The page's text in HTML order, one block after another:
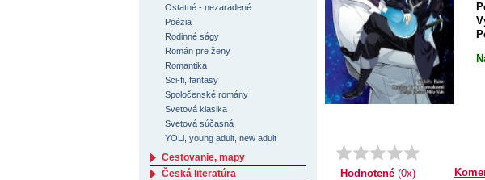
Hodnotené(0x)
Ostatné - nezaradené
Poézia
Rodinné ságy
Román pre ženy
Romantika
Sci-fi, fantasy
Spoločenské romány
Svetová klasika
Svetová súčasná
YOLi, young adult, new adult
Cestovanie, mapy
Česká literatúra